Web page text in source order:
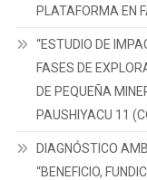
PLATAFORMA EN
“ESTUDIO DE
FASES DE
DE PEQUEÑA
PAUSHIYACU 11
DIAGNÓSTICO
“BENEFICIO,